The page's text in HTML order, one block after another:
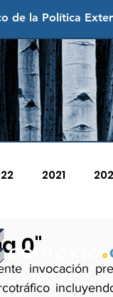
de la Política
2021
0"
invocación